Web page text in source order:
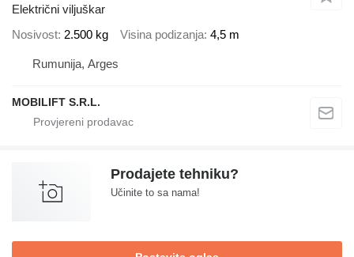
Električni viljuškar
Nosivost 2.500 kg Visina podizanja 4,5 m
Rumunija, Arges
MOBILIFT S.R.L.
Prodajete tehniku?
Učinite to sa nama!